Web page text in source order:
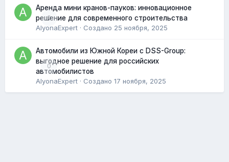
0
Аренда мини кранов-пауков: инновационное
решение для современного строительства
AlyonaExpert · Создано 25 ноября, 2025
0
Автомобили из Южной Кореи с DSS-Group:
выгодное решение для российских
автомобилистов
AlyonaExpert · Создано 17 ноября, 2025